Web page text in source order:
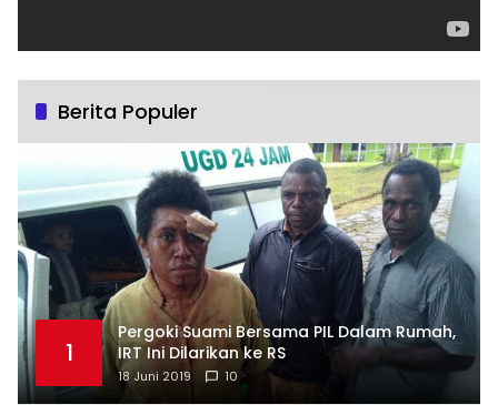
Berita Populer
1
Pergoki Suami Bersama PIL Dalam Rumah,
IRT Ini Dilarikan ke RS
18 Juni 2019 10